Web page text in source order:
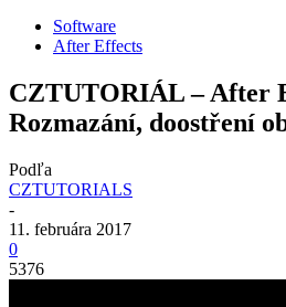
Software
After Effects
CZTUTORIÁL – After
Rozmazání, doostření
Podľa
CZTUTORIALS
-
11. februára 2017
0
5376